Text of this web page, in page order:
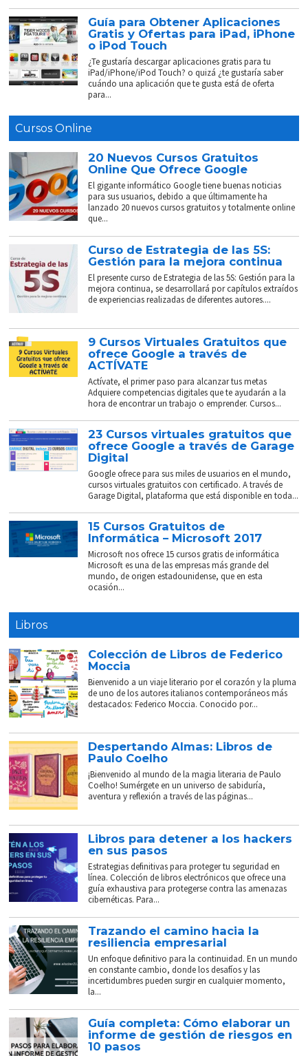
Guía para Obtener Aplicaciones
Gratis y Ofertas para iPad, iPhone
o iPod Touch
¿Te gustaría descargar aplicaciones gratis para tu
iPad/iPhone/iPod Touch? o quizá ¿te gustaría saber
cuándo una aplicación que te gusta está de oferta
para...
Cursos Online
20 Nuevos Cursos Gratuitos
Online Que Ofrece Google
El gigante informático Google tiene buenas noticias
para sus usuarios, debido a que últimamente ha
lanzado 20 nuevos cursos gratuitos y totalmente online
que...
Curso de Estrategia de las 5S:
Gestión para la mejora continua
El presente curso de Estrategia de las 5S: Gestión para la
mejora continua, se desarrollará por capítulos extraídos
de experiencias realizadas de diferentes autores....
9 Cursos Virtuales Gratuitos que
ofrece Google a través de
ACTÍVATE
Actívate, el primer paso para alcanzar tus metas
Adquiere competencias digitales que te ayudarán a la
hora de encontrar un trabajo o emprender. Cursos...
23 Cursos virtuales gratuitos que
ofrece Google a través de Garage
Digital
Google ofrece para sus miles de usuarios en el mundo,
cursos virtuales gratuitos con certificado. A través de
Garage Digital, plataforma que está disponible en toda...
15 Cursos Gratuitos de
Informática – Microsoft 2017
Microsoft nos ofrece 15 cursos gratis de informática
Microsoft es una de las empresas más grande del
mundo, de origen estadounidense, que en esta
ocasión...
Libros
Colección de Libros de Federico
Moccia
Bienvenido a un viaje literario por el corazón y la pluma
de uno de los autores italianos contemporáneos más
destacados: Federico Moccia. Conocido por...
Despertando Almas: Libros de
Paulo Coelho
¡Bienvenido al mundo de la magia literaria de Paulo
Coelho! Sumérgete en un universo de sabiduría,
aventura y reflexión a través de las páginas...
Libros para detener a los hackers
en sus pasos
Estrategias definitivas para proteger tu seguridad en
línea. Colección de libros electrónicos que ofrece una
guía exhaustiva para protegerse contra las amenazas
cibernéticas. Para...
Trazando el camino hacia la
resiliencia empresarial
Un enfoque definitivo para la continuidad. En un mundo
en constante cambio, donde los desafíos y las
incertidumbres pueden surgir en cualquier momento,
la...
Guía completa: Cómo elaborar un
informe de gestión de riesgos en
10 pasos